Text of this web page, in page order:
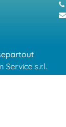
s.r.l.